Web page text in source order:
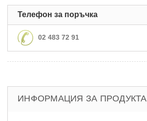
Телефон за поръчка
02 483 72 91
ИНФОРМАЦИЯ ЗА ПРОДУКТА